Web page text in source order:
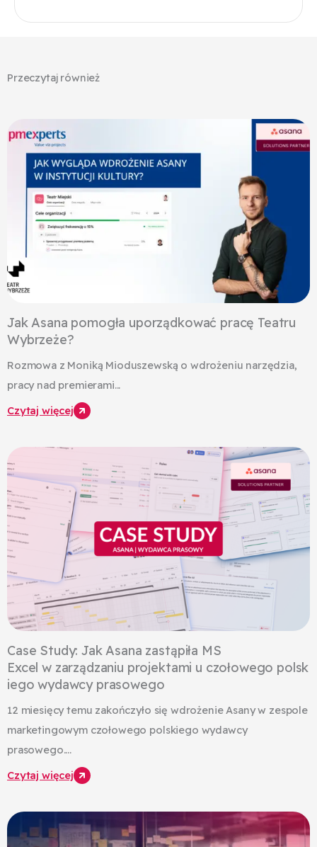
Przeczytaj również
Jak Asana pomogła uporządkować pracę Teatru
Wybrzeże?
Rozmowa z Moniką Mioduszewską o wdrożeniu narzędzia,
pracy nad premierami...
Czytaj więcej
Case Study: Jak Asana zastąpiła MS
Excel w zarządzaniu projektami u czołowego polsk
iego wydawcy prasowego
12 miesięcy temu zakończyło się wdrożenie Asany w zespole
marketingowym czołowego polskiego wydawcy
prasowego....
Czytaj więcej